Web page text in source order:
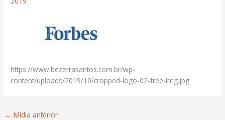
https://www.bezerrasantos.com.br/wp-
content/uploads/2019/10/cropped-logo-02-free-img.jpg
← Mídia anterior